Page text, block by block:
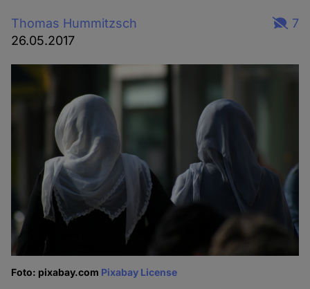
Thomas Hummitzsch
26.05.2017
7
Foto: pixabay.com Pixabay License